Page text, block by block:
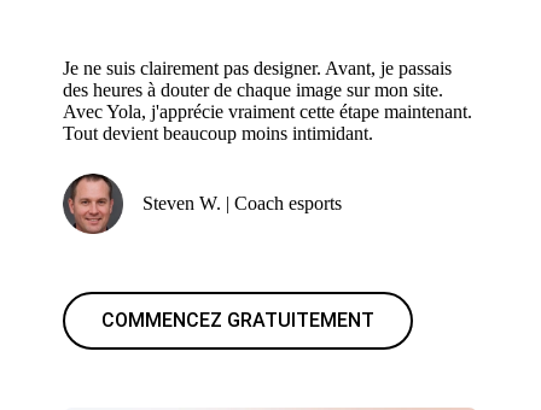
Je ne suis clairement pas designer. Avant, je passais
des heures à douter de chaque image sur mon site.
Avec Yola, j'apprécie vraiment cette étape maintenant.
Tout devient beaucoup moins intimidant.
Steven W. | Coach esports
COMMENCEZ GRATUITEMENT